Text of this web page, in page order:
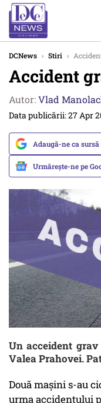
DCNews › Stiri ›
Accident
Autor:Vlad
Data publicării: 27 Apr
Adaugă-ne ca
Urmărește-ne pe
Un acceident
Valea Prahovei.
Două mașini s-au
urma accidentului